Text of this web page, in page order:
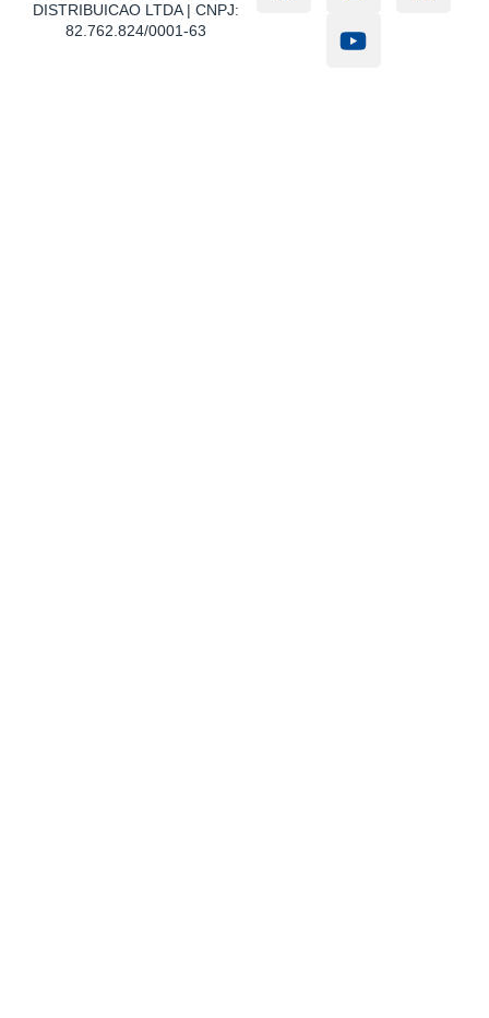
DISTRIBUICAO LTDA | CNPJ:
82.762.824/0001-63